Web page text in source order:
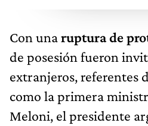
Con unaruptura de
de posesión fueron
extranjeros, referentes
como la primera
Meloni, el presidente